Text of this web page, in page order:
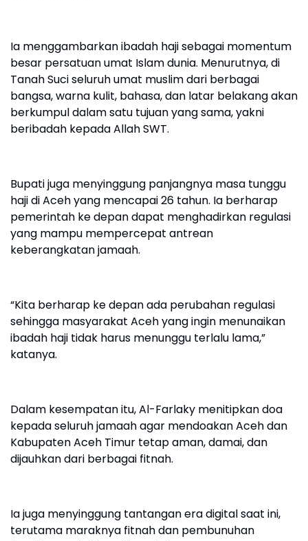
Ia menggambarkan ibadah haji sebagai momentum
besar persatuan umat Islam dunia. Menurutnya, di
Tanah Suci seluruh umat muslim dari berbagai
bangsa, warna kulit, bahasa, dan latar belakang akan
berkumpul dalam satu tujuan yang sama, yakni
beribadah kepada Allah SWT.
Bupati juga menyinggung panjangnya masa tunggu
haji di Aceh yang mencapai 26 tahun. Ia berharap
pemerintah ke depan dapat menghadirkan regulasi
yang mampu mempercepat antrean
keberangkatan jamaah.
“Kita berharap ke depan ada perubahan regulasi
sehingga masyarakat Aceh yang ingin menunaikan
ibadah haji tidak harus menunggu terlalu lama,”
katanya.
Dalam kesempatan itu, Al-Farlaky menitipkan doa
kepada seluruh jamaah agar mendoakan Aceh dan
Kabupaten Aceh Timur tetap aman, damai, dan
dijauhkan dari berbagai fitnah.
Ia juga menyinggung tantangan era digital saat ini,
terutama maraknya fitnah dan pembunuhan